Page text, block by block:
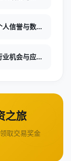
人信誉与数
业机会与应
之旅
取交易奖金